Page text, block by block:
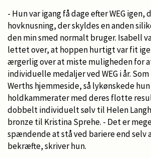
- Hun var igang få dage efter WEG igen,
hovknusning, der skyldes en anden
den min smed normalt bruger. Isabell
lettet over, at hoppen hurtigt var fit
ærgerlig over at miste muligheden for
individuelle medaljer ved WEG i år.
Werths hjemmeside, så lykønskede
holdkammerater med deres flotte
dobbelt individuelt sølv til Helen
bronze til Kristina Sprehe. - Det er
spændende at stå ved bariere end selv
bekræfte, skriver hun.